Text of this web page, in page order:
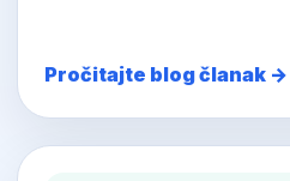
Pročitajte blog članak →